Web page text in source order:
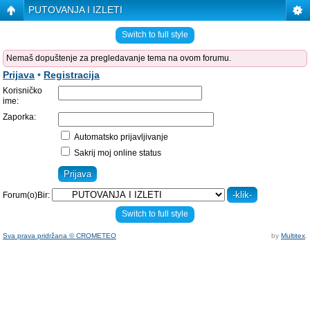
PUTOVANJA I IZLETI
Switch to full style
Nemaš dopuštenje za pregledavanje tema na ovom forumu.
Prijava • Registracija
Korisničko
ime:
Zaporka:
Automatsko prijavljivanje
Sakrij moj online status
Forum(o)Bir:
Switch to full style
Sva prava pridržana © CROMETEO by Multitex